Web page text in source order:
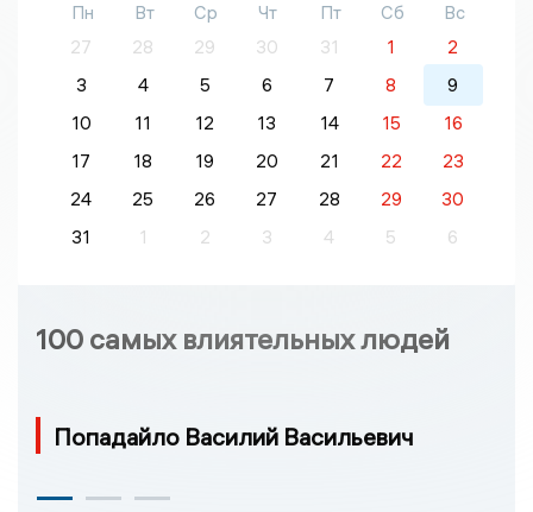
Пн Вт Ср Чт Пт Сб
Вс
27
28 29 30 31 1
2
3
4 5 6 7 8
9
10
11 12 13 14 15
16
17
18 19 20 21 22
23
24
25 26 27 28 29
30
31
1 2 3 4 5 6
100 самых влиятельных людей
Попадайло Василий Васильевич